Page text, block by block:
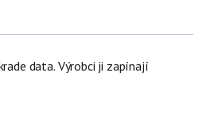
data. Výrobci ji zapínají